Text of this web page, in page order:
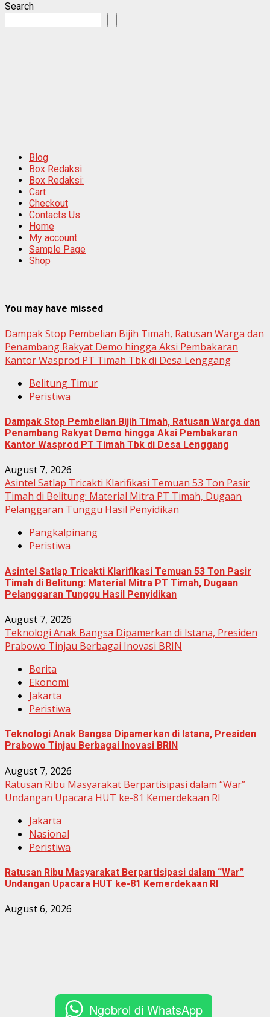
Search
Blog
Box Redaksi:
Box Redaksi:
Cart
Checkout
Contacts Us
Home
My account
Sample Page
Shop
You may have missed
Dampak Stop Pembelian Bijih Timah, Ratusan Warga dan
Penambang Rakyat Demo hingga Aksi Pembakaran
Kantor Wasprod PT Timah Tbk di Desa Lenggang
Belitung Timur
Peristiwa
Dampak Stop Pembelian Bijih Timah, Ratusan Warga dan
Penambang Rakyat Demo hingga Aksi Pembakaran
Kantor Wasprod PT Timah Tbk di Desa Lenggang
August 7, 2026
Asintel Satlap Tricakti Klarifikasi Temuan 53 Ton Pasir
Timah di Belitung: Material Mitra PT Timah, Dugaan
Pelanggaran Tunggu Hasil Penyidikan
Pangkalpinang
Peristiwa
Asintel Satlap Tricakti Klarifikasi Temuan 53 Ton Pasir
Timah di Belitung: Material Mitra PT Timah, Dugaan
Pelanggaran Tunggu Hasil Penyidikan
August 7, 2026
Teknologi Anak Bangsa Dipamerkan di Istana, Presiden
Prabowo Tinjau Berbagai Inovasi BRIN
Berita
Ekonomi
Jakarta
Peristiwa
Teknologi Anak Bangsa Dipamerkan di Istana, Presiden
Prabowo Tinjau Berbagai Inovasi BRIN
August 7, 2026
Ratusan Ribu Masyarakat Berpartisipasi dalam “War”
Undangan Upacara HUT ke-81 Kemerdekaan RI
Jakarta
Nasional
Peristiwa
Ratusan Ribu Masyarakat Berpartisipasi dalam “War”
Undangan Upacara HUT ke-81 Kemerdekaan RI
August 6, 2026
Ngobrol di WhatsApp